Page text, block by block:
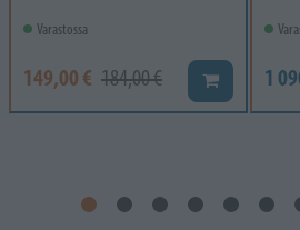
Varastossa
149,00 € 184,00 € Lisää koriin
1